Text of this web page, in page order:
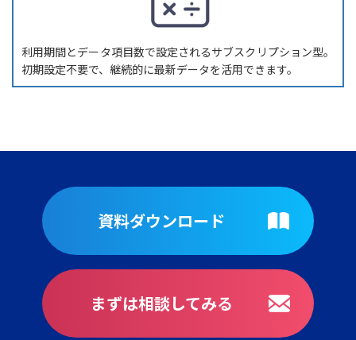
利用期間とデータ項目数で設定されるサブスクリプション型。
初期設定不要で、継続的に最新データを活用できます。
資料ダウンロード
まずは相談してみる